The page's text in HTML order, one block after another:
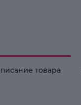
товара